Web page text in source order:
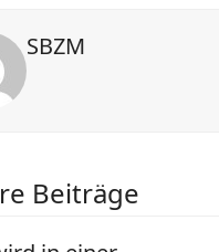
SBZM
Beiträge